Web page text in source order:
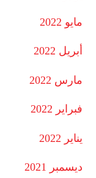
مايو 2022
أبريل 2022
مارس 2022
فبراير 2022
يناير 2022
ديسمبر 2021